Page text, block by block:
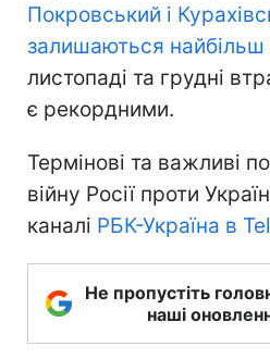
Покровський і
залишаються
листопаді та грудні
є рекордними.
Термінові та важливі
війну Росії проти
каналі РБК-Україна в
Не пропустіть
наші